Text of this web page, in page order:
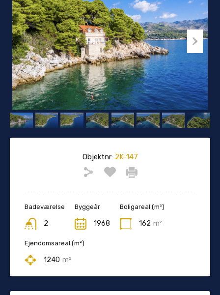
Objektnr:2K-147
Badeværelse
2
Byggeår
1968
Boligareal (m²)
162 m²
Ejendomsareal (m²)
1240 m²